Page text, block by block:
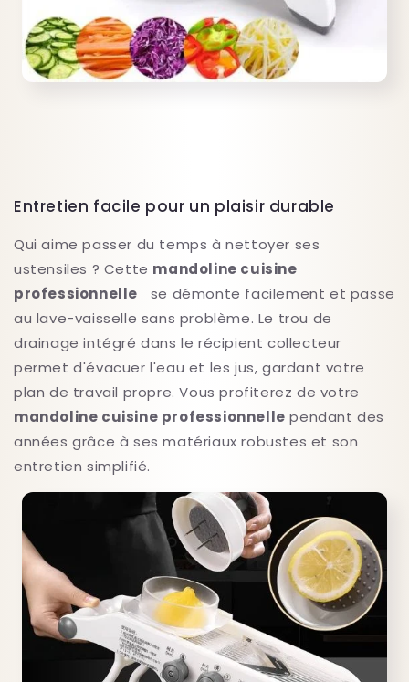
Entretien facile pour un plaisir durable
Qui aime passer du temps à nettoyer ses
ustensiles ? Cette mandoline cuisine
professionnelle se démonte facilement et passe
au lave-vaisselle sans problème. Le trou de
drainage intégré dans le récipient collecteur
permet d'évacuer l'eau et les jus, gardant votre
plan de travail propre. Vous profiterez de votre
mandoline cuisine professionnelle pendant des
années grâce à ses matériaux robustes et son
entretien simplifié.